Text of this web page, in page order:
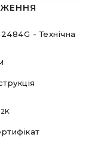
- Технічна